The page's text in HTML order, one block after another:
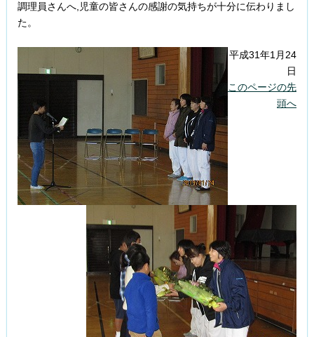
調理員さんへ,児童の皆さんの感謝の気持ちが十分に伝わりまし
た。
平成31年1月24
日
このページの先
頭へ